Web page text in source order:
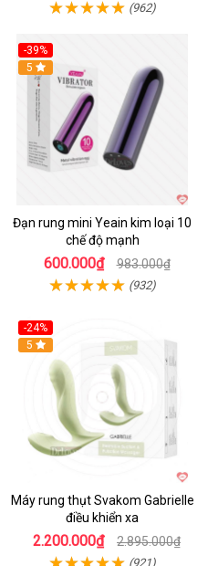
(962)
-39%
Hot
5
Đạn rung mini Yeain kim loại 10
chế độ mạnh
600.000₫ 983.000₫
(932)
-24%
Hot
5
Máy rung thụt Svakom Gabrielle
điều khiển xa
2.200.000₫ 2.895.000₫
(921)